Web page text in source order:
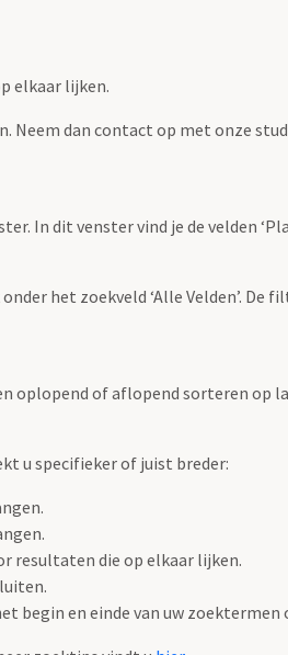
elkaar lijken.
dan contact op met onze
dit venster vind je de velden
het zoekveld ‘Alle Velden’. De
oplopend of aflopend sorteren op
u specifieker of juist breder:
resultaten die op elkaar lijken.
begin en einde van uw